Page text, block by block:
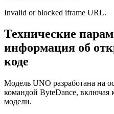
Invalid or blocked iframe URL.
Технические
информация об
коде
Модель UNO разработана на
командой ByteDance, включая
модели.